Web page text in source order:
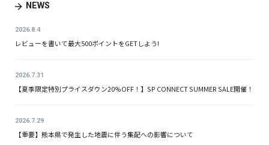
NEWS
2026.8.4
レビューを書いて最大500ポイントをGETしよう!
2026.7.31
【夏季限定特別プライスダウン20%OFF！】SP CONNECT SUMMER SALE開催！
2026.7.29
【重要】熊本県で発生した地震に伴う集配への影響について